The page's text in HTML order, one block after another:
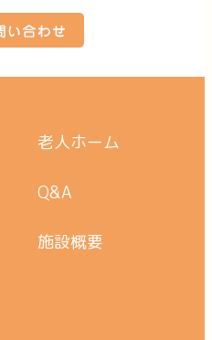
老人ホーム
Q&A
施設概要